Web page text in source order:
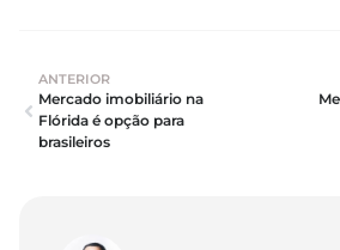
ANTERIOR
Mercado imobiliário na
Flórida é opção para
brasileiros